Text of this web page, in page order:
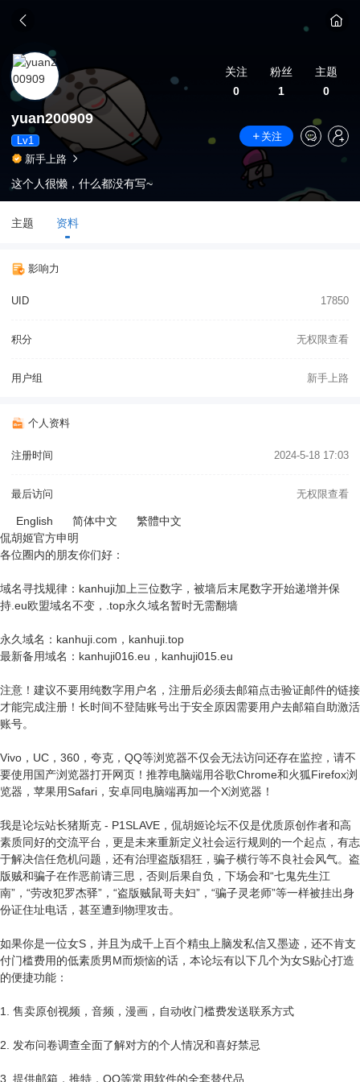
关注
0
粉丝
1
主题
0
yuan200909
Lv1
关注
新手上路
这个人很懒，什么都没有写~
主题 资料
影响力
UID 17850
积分 无权限查看
用户组 新手上路
个人资料
注册时间 2024-5-18 17:03
最后访问 无权限查看
English 简体中文
繁體中文
侃胡姬官方申明
各位圈内的朋友你们好：
域名寻找规律：kanhuji加上三位数字，被墙后末尾数字开始递增并保
持.eu欧盟域名不变，.top永久域名暂时无需翻墙
永久域名：kanhuji.com，kanhuji.top
最新备用域名：kanhuji016.eu，kanhuji015.eu
注意！建议不要用纯数字用户名，注册后必须去邮箱点击验证邮件的链接
才能完成注册！长时间不登陆账号出于安全原因需要用户去邮箱自助激活
账号。
Vivo，UC，360，夸克，QQ等浏览器不仅会无法访问还存在监控，请不
要使用国产浏览器打开网页！推荐电脑端用谷歌Chrome和火狐Firefox浏
览器，苹果用Safari，安卓同电脑端再加一个X浏览器！
我是论坛站长猪斯克 - P1SLAVE，侃胡姬论坛不仅是优质原创作者和高
素质同好的交流平台，更是未来重新定义社会运行规则的一个起点，有志
于解决信任危机问题，还有治理盗版猖狂，骗子横行等不良社会风气。盗
版贼和骗子在作恶前请三思，否则后果自负，下场会和“七鬼先生江
南”，“劳改犯罗杰驿”，“盗版贼鼠哥夫妇”，“骗子灵老师”等一样被挂出身
份证住址电话，甚至遭到物理攻击。
如果你是一位女S，并且为成千上百个精虫上脑发私信又墨迹，还不肯支
付门槛费用的低素质男M而烦恼的话，本论坛有以下几个为女S贴心打造
的便捷功能：
1. 售卖原创视频，音频，漫画，自动收门槛费发送联系方式
2. 发布问卷调查全面了解对方的个人情况和喜好禁忌
3. 提供邮箱，推特，QQ等常用软件的全套替代品